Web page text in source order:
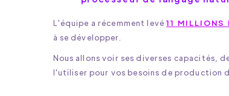
L'équipe a récemment levé11 MILLIONS
à se développer.
Nous allons voir ses diverses capacités,
l'utiliser pour vos besoins de production